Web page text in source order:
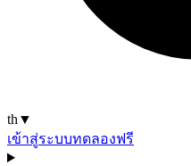
th ▼
เข้าสู่ระบบทดลองฟรี